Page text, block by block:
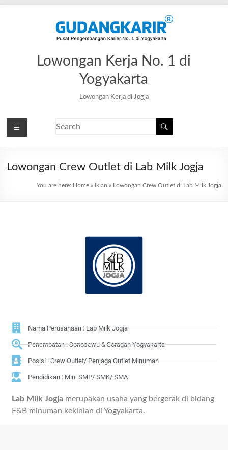
Lowongan Kerja No. 1 di
Yogyakarta
Lowongan Kerja di Jogja
Lowongan Crew Outlet di Lab Milk Jogja
You are here: Home» Iklan » Lowongan Crew Outlet di Lab Milk Jogja
Nama Perusahaan : Lab Milk Jogja
Penempatan : Sonosewu & Soragan Yogyakarta
Posisi : Crew Outlet/ Penjaga Outlet Minuman
Pendidikan : Min. SMP/ SMK/ SMA
Lab Milk Jogja merupakan usaha yang bergerak di bidang
F&B minuman kekinian di Yogyakarta.